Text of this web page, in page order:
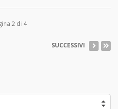
2 di 4
SUCCESSIVI